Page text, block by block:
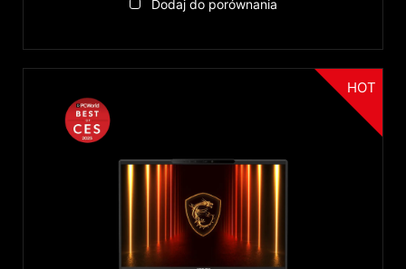
Dodaj do porównania
HOT